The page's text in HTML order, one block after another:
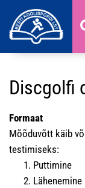
Discgolfi
Formaat
Mõõduvõtt käib
testimiseks:
Puttimine
Lähenemine